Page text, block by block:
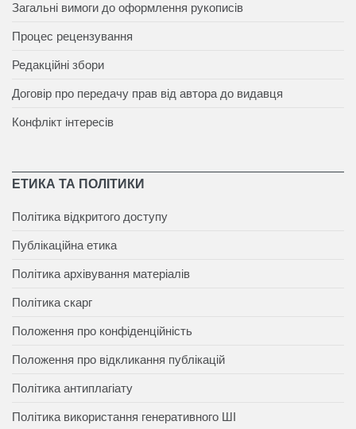
Загальні вимоги до оформлення рукописів
Процес рецензування
Редакційні збори
Договір про передачу прав від автора до видавця
Конфлікт інтересів
ЕТИКА ТА ПОЛІТИКИ
Політика відкритого доступу
Публікаційна етика
Політика архівування матеріалів
Політика скарг
Положення про конфіденційність
Положення про відкликання публікацій
Політика антиплагіату
Політика використання генеративного ШІ